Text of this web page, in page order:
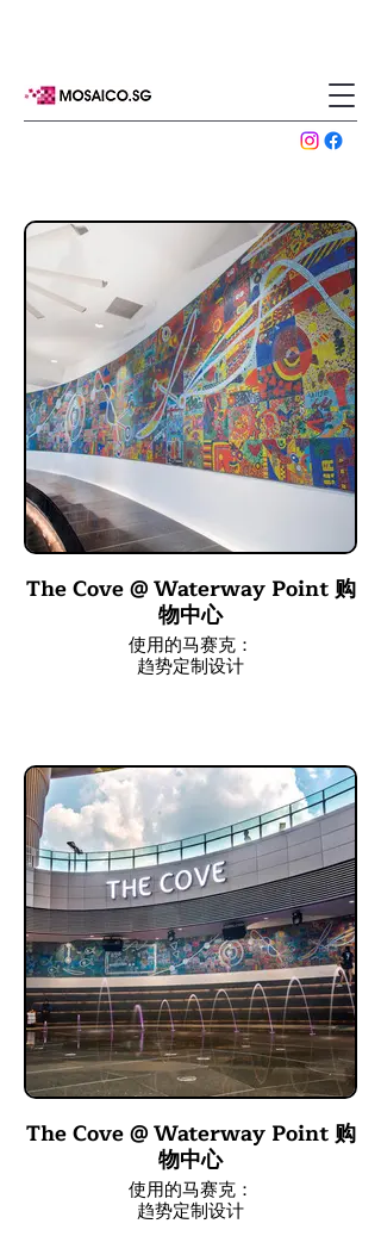
The Cove @ Waterway Point 购
物中心
使用的马赛克：
趋势定制设计
The Cove @ Waterway Point 购
物中心
使用的马赛克：
趋势定制设计